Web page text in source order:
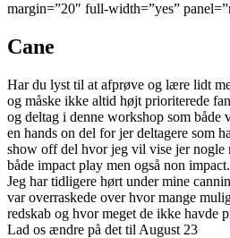
margin=”20″ full-width=”yes”
Cane
Har du lyst til at afprøve og lære lidt
og måske ikke altid højt prioriterede
og deltag i denne workshop som både
en hands on del for jer deltagere som
show off del hvor jeg vil vise jer nogle
både impact play men også non impact.
Jeg har tidligere hørt under mine
var overraskede over hvor mange
redskab og hvor meget de ikke havde
Lad os ændre på det til August 23